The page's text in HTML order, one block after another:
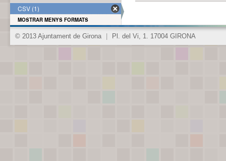
CSV (1)
MOSTRAR MENYS FORMATS
© 2013 Ajuntament de Girona Pl. del Vi, 1. 17004 GIRONA